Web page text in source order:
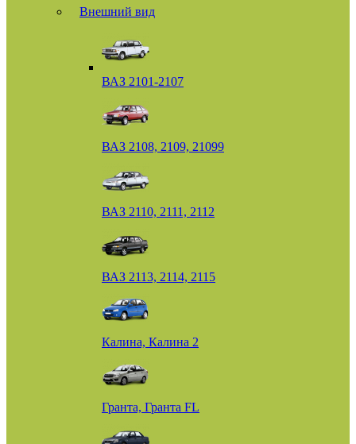
Внешний вид
ВАЗ 2101-2107
ВАЗ 2108, 2109, 21099
ВАЗ 2110, 2111, 2112
ВАЗ 2113, 2114, 2115
Калина, Калина 2
Гранта, Гранта FL